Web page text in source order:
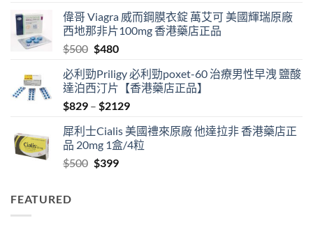
$529
through
偉哥 Viagra 威而鋼膜衣錠 萬艾可 美國輝瑞原廠
西地那非片100mg 香港藥店正品
$500 Original
was:
$500.
$480Current
is:
$480.
必利勁Priligy 必利勁poxet-60 治療男性早洩 鹽酸
達泊西汀片【香港藥店正品】
$829 – $2129Price
$829
through
犀利士Cialis 美國禮來原廠 他達拉非 香港藥店正
品 20mg 1盒/4粒
$500 Original
$399Current
FEATURED